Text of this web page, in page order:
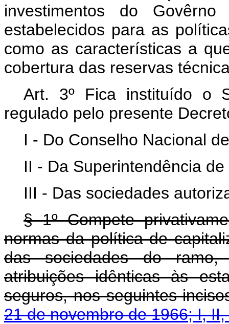
investimentos do
estabelecidos para as
como as características a
cobertura das reservas
Art. 3º Fica instituído o
regulado pelo presente
I - Do Conselho Nacional
II - Da Superintendência
III - Das sociedades
§ 1º Compete
normas da política de
das sociedades do ramo,
atribuições idênticas às
seguros, nos seguintes
21 de novembro de 1966; I,